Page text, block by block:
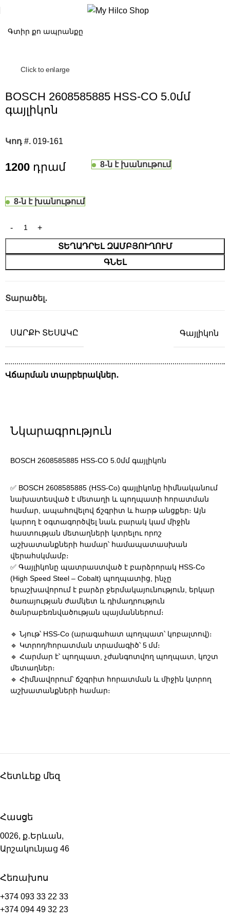
Click to enlarge
BOSCH 2608585885 HSS-CO 5.0մմ
գայլիկոն
Կոդ #. 019-161
1200 8-ն է խանութում
8-ն է խանութում
ՏԵՂԱԴՐԵԼ ԶԱՄԲՅՈՒՂՈՒՄ
ԳՆԵԼ
Տարածել․
ՍԱՐՔԻ ՏԵՍԱԿԸ Գայլիկոն
Վճարման տարբերակներ․
Նկարագրություն
BOSCH 2608585885 HSS-CO 5.0մմ գայլիկոն
✅ BOSCH 2608585885 (HSS‑Co) գայլիկոնը հիմնականում
նախատեսված է մետաղի և պողպատի հորատման
համար, ապահովելով ճշգրիտ և հարթ անցքեր։ Այն
կարող է օգտագործվել նաև բարակ կամ միջին
հաստության մետաղների կտրելու որոշ
աշխատանքների համար՝ համապատասխան
վերահսկմամբ։
✅ Գայլիկոնը պատրաստված է բարձրորակ HSS‑Co
(High Speed Steel – Cobalt) պողպատից, ինչը
երաշխավորում է բարձր ջերմակայունություն, երկար
ծառայության ժամկետ և դիմադրություն
ծանրաբեռնվածության պայմաններում։
🔹 Նյութ՝ HSS‑Co (արագահատ պողպատ՝ կոբալտով)։
🔹 Կտրող/հորատման տրամագիծ՝ 5 մմ։
🔹 Հարմար է՝ պողպատ, չժանգոտվող պողպատ, կոշտ
մետաղներ։
🔹 Հիմնավորում՝ ճշգրիտ հորատման և միջին կտրող
աշխատանքների համար։
Հետևեք մեզ
Հասցե
0026, ք․Երևան,
Արշակունյաց 46
Հեռախոս
+374 093 33 22 33
+374 094 49 32 23